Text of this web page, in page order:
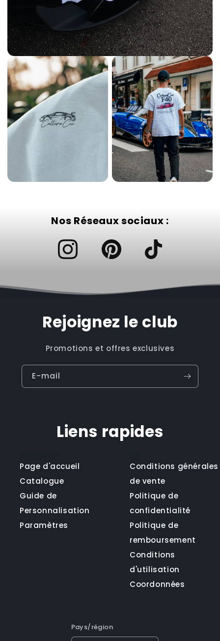
Nos Réseaux sociaux :
Rejoignez le club
Promotions et offres exclusives
E-mail
Liens rapides
Page d'accueil
Catalogue
Guide de
Personnalisation
Paramètres
Conditions générales
de vente
Politique de
confidentialité
Politique de
remboursement
Conditions
d'utilisation
Coordonnées
Pays/région